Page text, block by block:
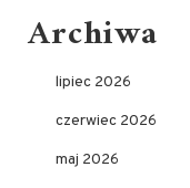
Archiwa
lipiec 2026
czerwiec 2026
maj 2026